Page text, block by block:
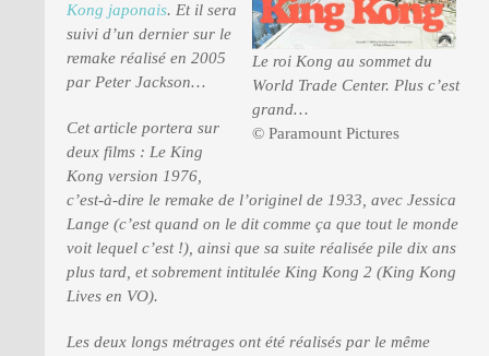
PRESSE
Le roi Kong au sommet du
World Trade Center. Plus c’est
grand…
© Paramount Pictures
Kong japonais. Et il sera
suivi d’un dernier sur le
remake réalisé en 2005
par Peter Jackson…
Cet article portera sur
deux films : Le King
Kong version 1976,
c’est-à-dire le remake de l’originel de 1933, avec Jessica
Lange (c’est quand on le dit comme ça que tout le monde
voit lequel c’est !), ainsi que sa suite réalisée pile dix ans
plus tard, et sobrement intitulée King Kong 2 (King Kong
Lives en VO).
Les deux longs métrages ont été réalisés par le même